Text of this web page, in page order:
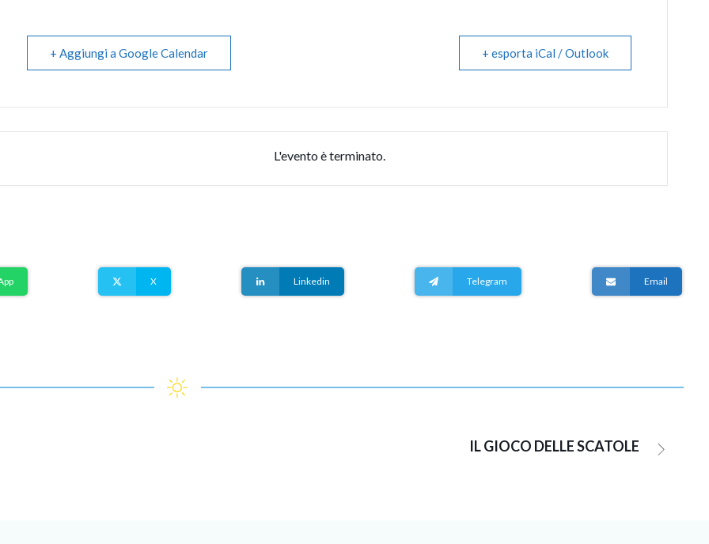
+ Aggiungi a Google Calendar + esporta iCal / Outlook
L'evento è terminato.
X Email
Linkedin Telegram
IL GIOCO DELLE SCATOLE